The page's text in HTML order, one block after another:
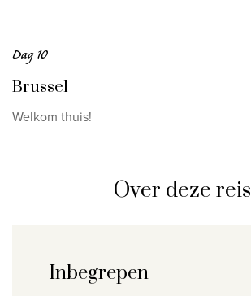
Dag 10
Brussel
Welkom thuis!
Over deze reis
Inbegrepen